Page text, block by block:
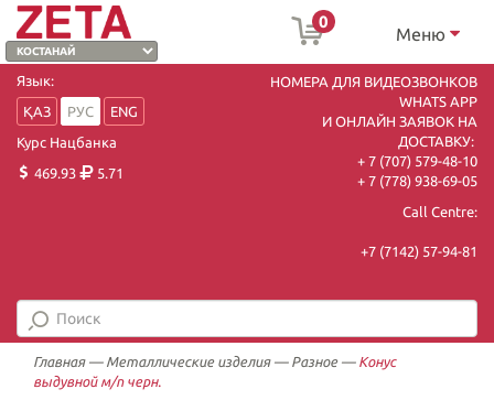
0
Меню
Язык:
ҚАЗ
РУС
ENG
Курс Нацбанка
469.93
5.71
НОМЕРА ДЛЯ ВИДЕОЗВОНКОВ
WHATS APP
И ОНЛАЙН ЗАЯВОК НА
ДОСТАВКУ:
+ 7 (707) 579-48-10
+ 7 (778) 938-69-05
Call Centre:
+7 (7142) 57-94-81
Главная— Металлические изделия— Разное— Конус
выдувной м/п черн.